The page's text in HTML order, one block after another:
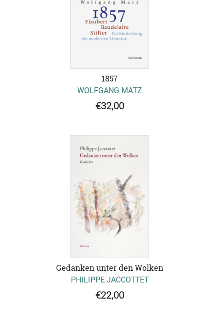
1857
WOLFGANG MATZ
€32,00
Gedanken unter den Wolken
PHILIPPE JACCOTTET
€22,00